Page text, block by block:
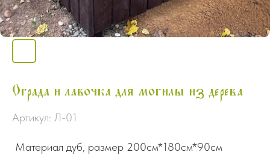
Ограда и лавочка для могилы из дерева
Артикул: Л-01
Материал дуб, размер 200см*180см*90см